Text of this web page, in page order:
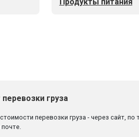
груза
перевозки груза - через сайт, по